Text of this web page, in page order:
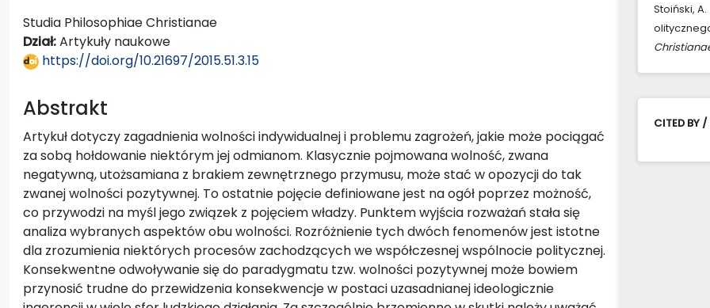
Studia Philosophiae Christianae
Dział:Artykuły naukowe
https://doi.org/10.21697/2015.51.3.15
Abstrakt
Artykuł dotyczy zagadnienia wolności indywidualnej i problemu zagrożeń, jakie może pociągać
za sobą hołdowanie niektórym jej odmianom. Klasycznie pojmowana wolność, zwana
negatywną, utożsamiana z brakiem zewnętrznego przymusu, może stać w opozycji do tak
zwanej wolności pozytywnej. To ostatnie pojęcie definiowane jest na ogół poprzez możność,
co przywodzi na myśl jego związek z pojęciem władzy. Punktem wyjścia rozważań stała się
analiza wybranych aspektów obu wolności. Rozróżnienie tych dwóch fenomenów jest istotne
dla zrozumienia niektórych procesów zachodzących we współczesnej wspólnocie politycznej.
Konsekwentne odwoływanie się do paradygmatu tzw. wolności pozytywnej może bowiem
przynosić trudne do przewidzenia konsekwencje w postaci uzasadnianej ideologicznie
Stoiński,
CITED BY /